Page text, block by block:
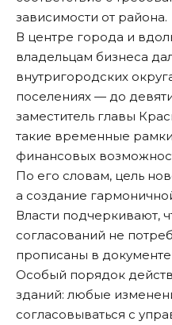
зависимости от района.
В центре города и
владельцам бизнеса
внутригородских
поселениях — до
заместитель главы
такие временные
финансовых
По его словам, цель
а создание
Власти подчеркивают,
согласований не
прописаны в
Особый порядок
зданий: любые
согласовываться с